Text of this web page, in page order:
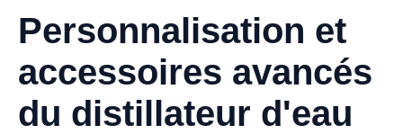
Personnalisation et
accessoires avancés
du distillateur d'eau